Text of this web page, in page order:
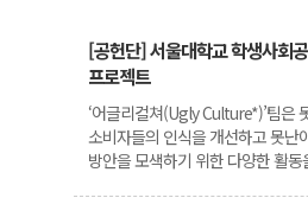
[공헌단] 서울대학교 학생사회
프로젝트
‘어글리컬쳐(Ugly Culture*)’팀은
소비자들의 인식을 개선하고 못난
방안을 모색하기 위한 다양한 활